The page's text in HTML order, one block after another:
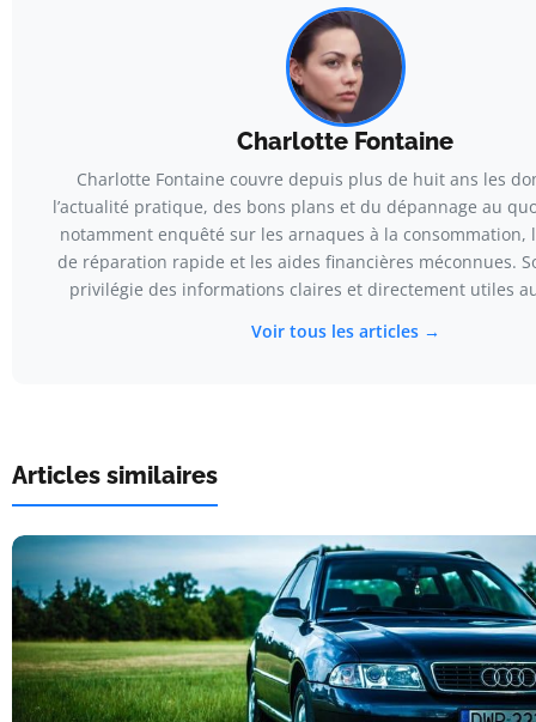
Charlotte Fontaine
Charlotte Fontaine couvre depuis plus de huit ans les
l’actualité pratique, des bons plans et du dépannage au
notamment enquêté sur les arnaques à la consommation,
de réparation rapide et les aides financières méconnues.
privilégie des informations claires et directement utiles
Voir tous les articles →
Articles similaires